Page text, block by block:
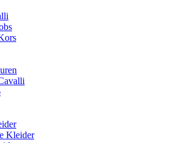
Kleider